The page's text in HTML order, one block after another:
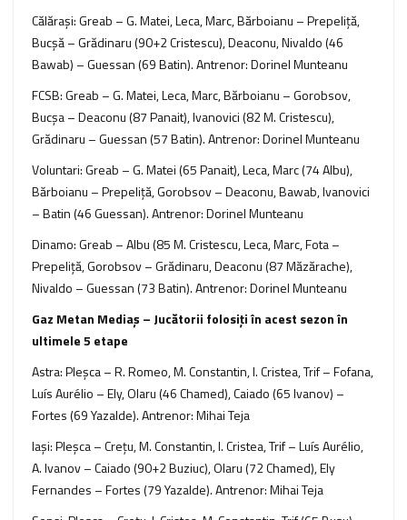
Călăraşi: Greab – G. Matei, Leca, Marc, Bărboianu – Prepeliţă,
Bucşă – Grădinaru (90+2 Cristescu), Deaconu, Nivaldo (46
Bawab) – Guessan (69 Batin). Antrenor: Dorinel Munteanu
FCSB: Greab – G. Matei, Leca, Marc, Bărboianu – Gorobsov,
Bucşa – Deaconu (87 Panait), Ivanovici (82 M. Cristescu),
Grădinaru – Guessan (57 Batin). Antrenor: Dorinel Munteanu
Voluntari: Greab – G. Matei (65 Panait), Leca, Marc (74 Albu),
Bărboianu – Prepeliţă, Gorobsov – Deaconu, Bawab, Ivanovici
– Batin (46 Guessan). Antrenor: Dorinel Munteanu
Dinamo: Greab – Albu (85 M. Cristescu, Leca, Marc, Fota –
Prepeliţă, Gorobsov – Grădinaru, Deaconu (87 Măzărache),
Nivaldo – Guessan (73 Batin). Antrenor: Dorinel Munteanu
Gaz Metan Mediaş – Jucătorii folosiţi în acest sezon în
ultimele 5 etape
Astra: Pleşca – R. Romeo, M. Constantin, I. Cristea, Trif – Fofana,
Luís Aurélio – Ely, Olaru (46 Chamed), Caiado (65 Ivanov) –
Fortes (69 Yazalde). Antrenor: Mihai Teja
Iaşi: Pleşca – Creţu, M. Constantin, I. Cristea, Trif – Luís Aurélio,
A. Ivanov – Caiado (90+2 Buziuc), Olaru (72 Chamed), Ely
Fernandes – Fortes (79 Yazalde). Antrenor: Mihai Teja